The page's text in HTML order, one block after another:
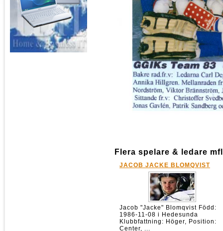
Flera spelare & ledare mfl
JACOB JACKE BLOMQVIST
Jacob "Jacke" Blomqvist Född:
1986-11-08 i Hedesunda
Klubbfattning: Höger, Position:
Center, ...